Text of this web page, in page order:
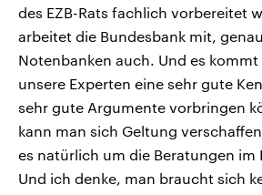
des EZB-Rats fachlich vorbereitet
arbeitet die Bundesbank mit,
Notenbanken auch. Und es
unsere Experten eine sehr gute
sehr gute Argumente vorbringen
kann man sich Geltung
es natürlich um die Beratungen im
Und ich denke, man braucht sich